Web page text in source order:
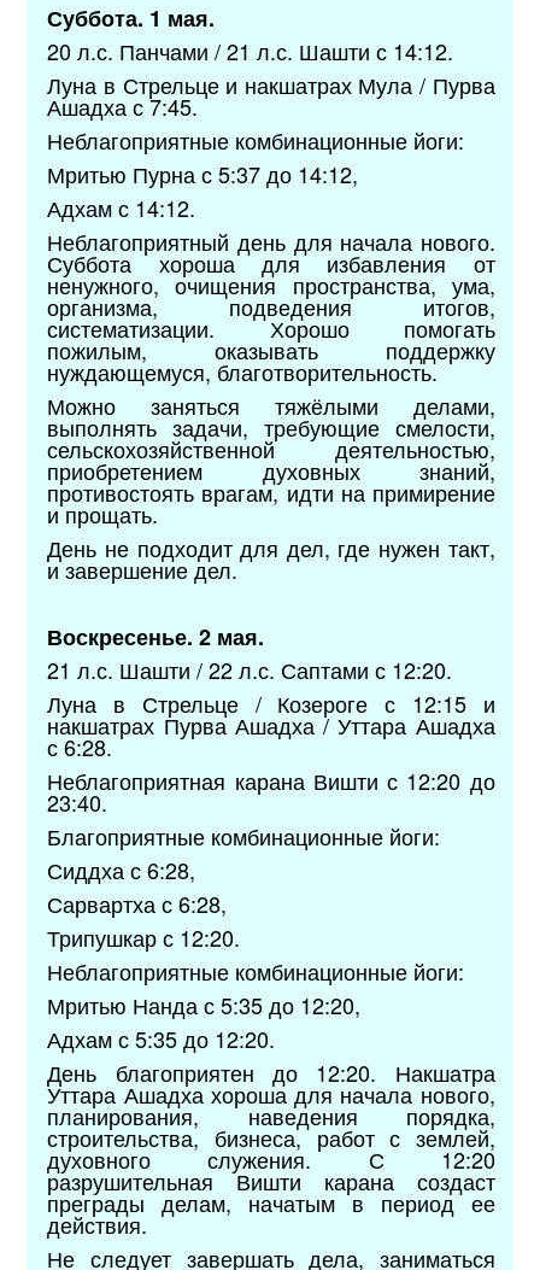
Суббота. 1 мая.
20 л.с. Панчами / 21 л.с. Шашти с 14:12.
Луна в Стрельце и накшатрах Мула / Пурва
Ашадха с 7:45.
Неблагоприятные комбинационные йоги:
Мритью Пурна с 5:37 до 14:12,
Адхам с 14:12.
Неблагоприятный день для начала нового.
Суббота хороша для избавления от
ненужного, очищения пространства, ума,
организма, подведения итогов,
систематизации. Хорошо помогать
пожилым, оказывать поддержку
нуждающемуся, благотворительность.
Можно заняться тяжёлыми делами,
выполнять задачи, требующие смелости,
сельскохозяйственной деятельностью,
приобретением духовных знаний,
противостоять врагам, идти на примирение
и прощать.
День не подходит для дел, где нужен такт,
и завершение дел.
Воскресенье. 2 мая.
21 л.с. Шашти / 22 л.с. Саптами с 12:20.
Луна в Стрельце / Козероге с 12:15 и
накшатрах Пурва Ашадха / Уттара Ашадха
с 6:28.
Неблагоприятная карана Вишти с 12:20 до
23:40.
Благоприятные комбинационные йоги:
Сиддха с 6:28,
Сарвартха с 6:28,
Трипушкар с 12:20.
Неблагоприятные комбинационные йоги:
Мритью Нанда с 5:35 до 12:20,
Адхам с 5:35 до 12:20.
День благоприятен до 12:20. Накшатра
Уттара Ашадха хороша для начала нового,
планирования, наведения порядка,
строительства, бизнеса, работ с землей,
духовного служения. С 12:20
разрушительная Вишти карана создаст
преграды делам, начатым в период ее
действия.
Не следует завершать дела, заниматься